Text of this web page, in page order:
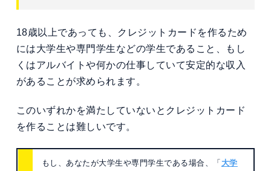
18歳以上であっても、クレジットカードを作るため
には大学生や専門学生などの学生であること、もし
くはアルバイトや何かの仕事していて安定的な収入
があることが求められます。
このいずれかを満たしていないとクレジットカード
を作ることは難しいです。
もし、あなたが大学生や専門学生である場合、「 大学